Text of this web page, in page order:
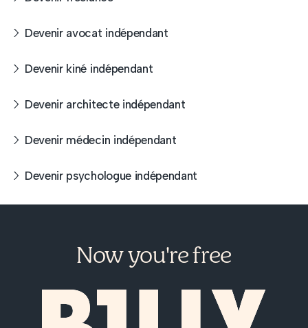
Devenir avocat indépendant
Devenir kiné indépendant
Devenir architecte indépendant
Devenir médecin indépendant
Devenir psychologue indépendant
Now you're free